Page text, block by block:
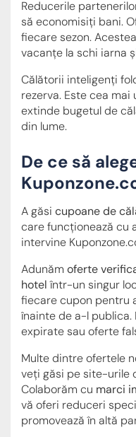
Reducerile
să economisiți bani.
fiecare sezon.
vacanțe la schi iarna
Călătorii inteligenți
rezerva. Este cea
extinde bugetul de
din lume.
De ce să
A găsi cupoane de
care funcționează cu
intervine
Adunăm oferte
hotelîntr-un singur
fiecare cupon pentru
înainte de a-l
expirate sau oferte
Multe dintre ofertele
veți găsi pe site-urile
Colaborăm cu marci
vă oferi reduceri
promovează în altă